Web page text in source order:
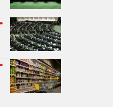
نظر شما